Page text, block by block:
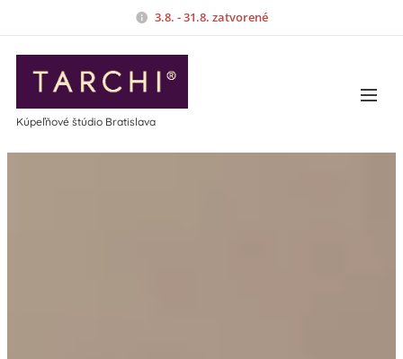
3.8. - 31.8. zatvorené
Kúpeľňové štúdio Bratislava